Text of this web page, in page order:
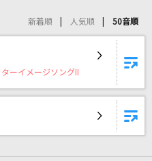
asmi)
新着順 人気順 50音順
ーイメージソングII